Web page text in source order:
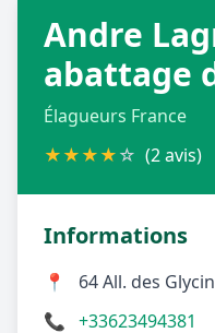
Andre
abattage
Élagueurs France
★★★★☆ (2 avis)
Informations
📍
64 All. des
📞 +33623494381